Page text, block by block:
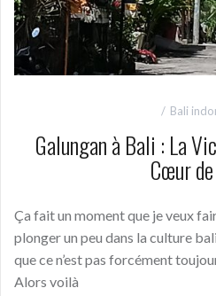
Bali
Galungan à Bali : La
Cœur
Ça fait un moment que je veux
plonger un peu dans la culture
que ce n’est pas forcément
Alors voilà